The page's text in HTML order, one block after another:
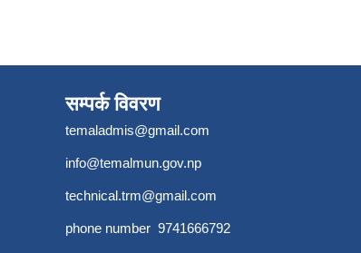
सम्पर्क विवरण
temaladmis@gmail.com
info@temalmun.gov.np
technical.trm@gmail.com
phone number 9741666792